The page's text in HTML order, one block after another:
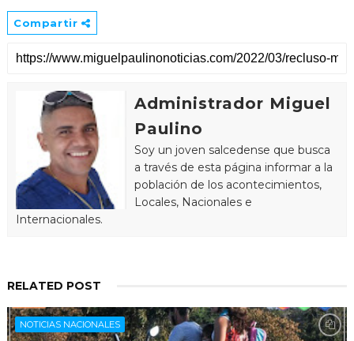
Compartir
Administrador Miguel
Paulino
Soy un joven salcedense que busca
a través de esta página informar a la
población de los acontecimientos,
Locales, Nacionales e
Internacionales.
RELATED POST
NOTICIAS NACIONALES